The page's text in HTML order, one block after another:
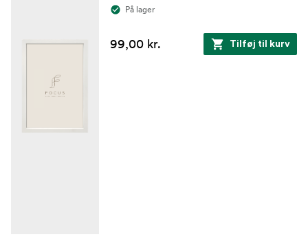
På lager
99,00 kr. Tilføj til kurv